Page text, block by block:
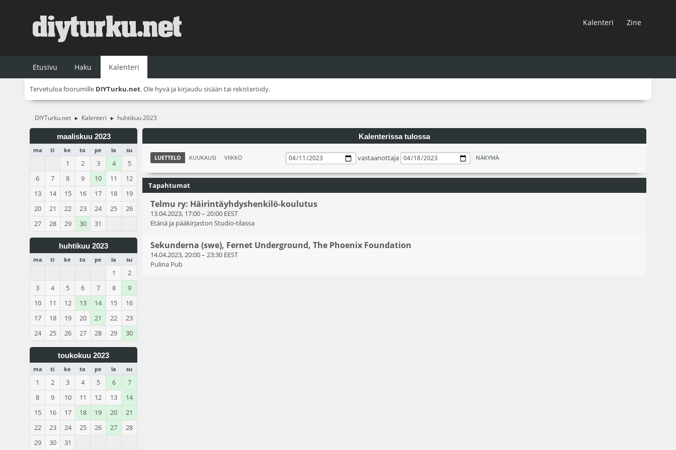
Kalenteri Zine
Etusivu Haku Kalenteri
Tervetuloa foorumille DIYTurku.net. Ole hyvä ja kirjaudu sisään tai rekisteröidy.
DIYTurku.net ► Kalenteri ► huhtikuu 2023
maaliskuu 2023
ma ti ke to pe la su
1 2 3 4
5
6
7 8 9 10 11
12
13
14 15 16 17 18
19
20
21 22 23 24 25
26
27
28 29 30 31
huhtikuu 2023
ma ti ke to pe la su
1
2
3
4 5 6 7 8
9
10
11 12 13 14 15
16
17
18 19 20 21 22
23
24
25 26 27 28 29 30
toukokuu 2023
ma ti ke to pe la su
1 2 3 4 5 6
7
8
9 10 11 12 13
14
15
16 17 18 19 20
21
22
23 24 25 26 27
28
29
30 31
Kalenterissa tulossa
LUETTELO KUUKAUSI VIIKKO vastaanottaja
Tapahtumat
Telmu ry: Häirintäyhdyshenkilö-koulutus
13.04.2023, 17:00– 20:00 EEST
Etänä ja pääkirjaston Studio-tilassa
Sekunderna (swe), Fernet Underground, The Phoenix Foundation
14.04.2023, 20:00– 23:30 EEST
Pulina Pub